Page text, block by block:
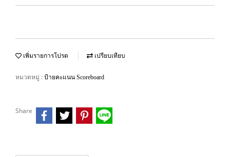
เพิ่มรายการโปรด เปรียบเทียบ
หมวดหมู่ : ป้ายคะแนน Scoreboard
Share